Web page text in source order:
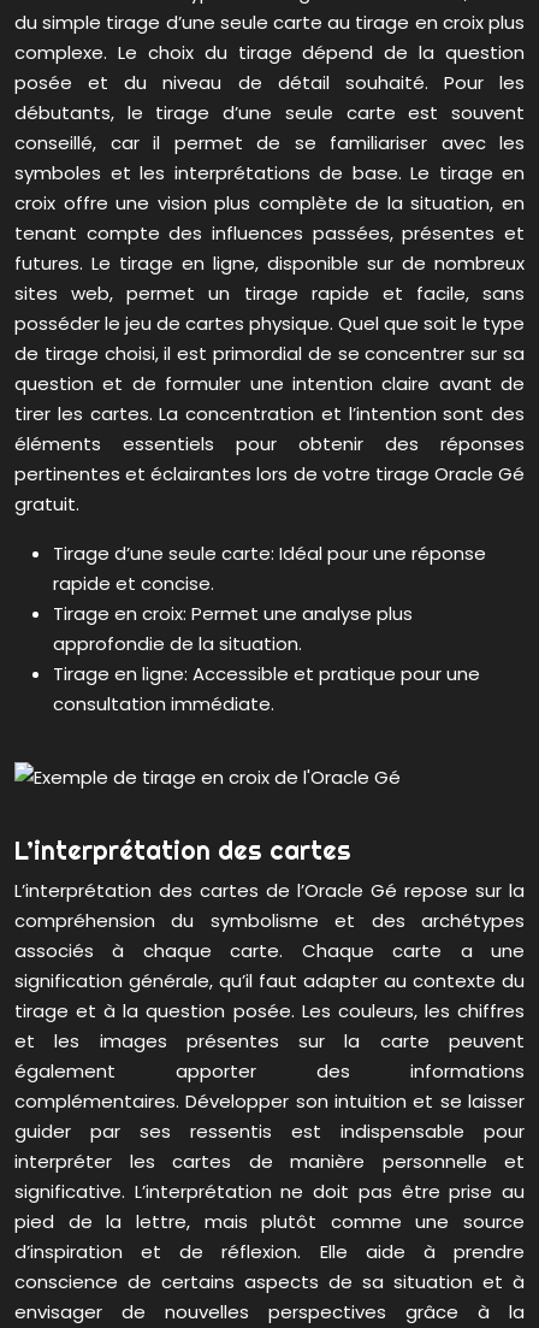
du simple tirage d’une seule carte au tirage en croix plus
complexe. Le choix du tirage dépend de la question
posée et du niveau de détail souhaité. Pour les
débutants, le tirage d’une seule carte est souvent
conseillé, car il permet de se familiariser avec les
symboles et les interprétations de base. Le tirage en
croix offre une vision plus complète de la situation, en
tenant compte des influences passées, présentes et
futures. Le tirage en ligne, disponible sur de nombreux
sites web, permet un tirage rapide et facile, sans
posséder le jeu de cartes physique. Quel que soit le type
de tirage choisi, il est primordial de se concentrer sur sa
question et de formuler une intention claire avant de
tirer les cartes. La concentration et l’intention sont des
éléments essentiels pour obtenir des réponses
pertinentes et éclairantes lors de votre tirage Oracle Gé
gratuit.
Tirage d’une seule carte: Idéal pour une réponse
rapide et concise.
Tirage en croix: Permet une analyse plus
approfondie de la situation.
Tirage en ligne: Accessible et pratique pour une
consultation immédiate.
L’interprétation des cartes
L’interprétation des cartes de l’Oracle Gé repose sur la
compréhension du symbolisme et des archétypes
associés à chaque carte. Chaque carte a une
signification générale, qu’il faut adapter au contexte du
tirage et à la question posée. Les couleurs, les chiffres
et les images présentes sur la carte peuvent
également apporter des informations
complémentaires. Développer son intuition et se laisser
guider par ses ressentis est indispensable pour
interpréter les cartes de manière personnelle et
significative. L’interprétation ne doit pas être prise au
pied de la lettre, mais plutôt comme une source
d’inspiration et de réflexion. Elle aide à prendre
conscience de certains aspects de sa situation et à
envisager de nouvelles perspectives grâce à la